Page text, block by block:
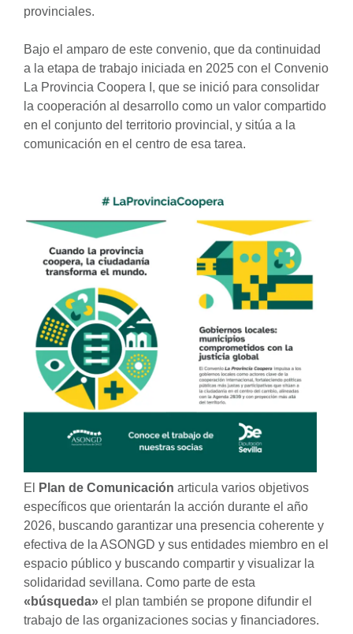
provinciales.
Bajo el amparo de este convenio, que da continuidad
a la etapa de trabajo iniciada en 2025 con el Convenio
La Provincia Coopera I, que se inició para consolidar
la cooperación al desarrollo como un valor compartido
en el conjunto del territorio provincial, y sitúa a la
comunicación en el centro de esa tarea.
El Plan de Comunicación articula varios objetivos
específicos que orientarán la acción durante el año
2026, buscando garantizar una presencia coherente y
efectiva de la ASONGD y sus entidades miembro en el
espacio público y buscando compartir y visualizar la
solidaridad sevillana. Como parte de esta
«búsqueda» el plan también se propone difundir el
trabajo de las organizaciones socias y financiadores.